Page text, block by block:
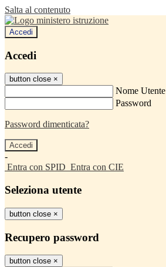
Salta al contenuto
Accedi
Accedi
button close ×
Nome Utente
Password
Password dimenticata?
-
Entra con SPID Entra con CIE
Seleziona utente
button close ×
Recupero password
button close ×